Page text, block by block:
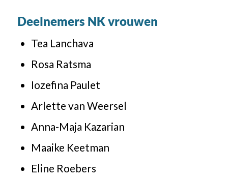
Deelnemers NK vrouwen
Tea Lanchava
Rosa Ratsma
Iozefina Paulet
Arlette van Weersel
Anna-Maja Kazarian
Maaike Keetman
Eline Roebers